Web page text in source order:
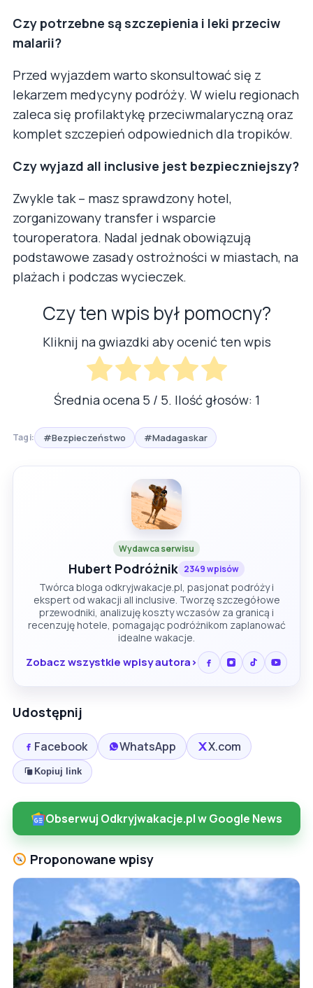
Czy potrzebne są szczepienia i leki przeciw
malarii?
Przed wyjazdem warto skonsultować się z
lekarzem medycyny podróży. W wielu regionach
zaleca się profilaktykę przeciwmalaryczną oraz
komplet szczepień odpowiednich dla tropików.
Czy wyjazd all inclusive jest bezpieczniejszy?
Zwykle tak – masz sprawdzony hotel,
zorganizowany transfer i wsparcie
touroperatora. Nadal jednak obowiązują
podstawowe zasady ostrożności w miastach, na
plażach i podczas wycieczek.
Czy ten wpis był pomocny?
Kliknij na gwiazdki aby ocenić ten wpis
Średnia ocena 5 / 5. Ilość głosów: 1
Tagi: #Bezpieczeństwo #Madagaskar
Wydawca serwisu
Hubert Podróżnik 2349 wpisów
Twórca bloga odkryjwakacje.pl, pasjonat podróży i
ekspert od wakacji all inclusive. Tworzę szczegółowe
przewodniki, analizuję koszty wczasów za granicą i
recenzuję hotele, pomagając podróżnikom zaplanować
idealne wakacje.
Zobacz wszystkie wpisy autora
Udostępnij
Facebook WhatsApp X.com
Kopiuj link
Obserwuj Odkryjwakacje.pl w Google News
Proponowane wpisy